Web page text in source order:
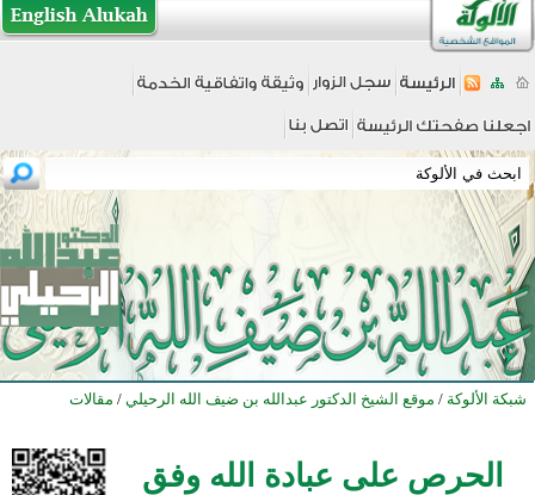
شبكة الألوكة / موقع الشيخ الدكتور عبدالله بن ضيف الله الرحيلي / مقالات
الحرص على عبادة الله وفق